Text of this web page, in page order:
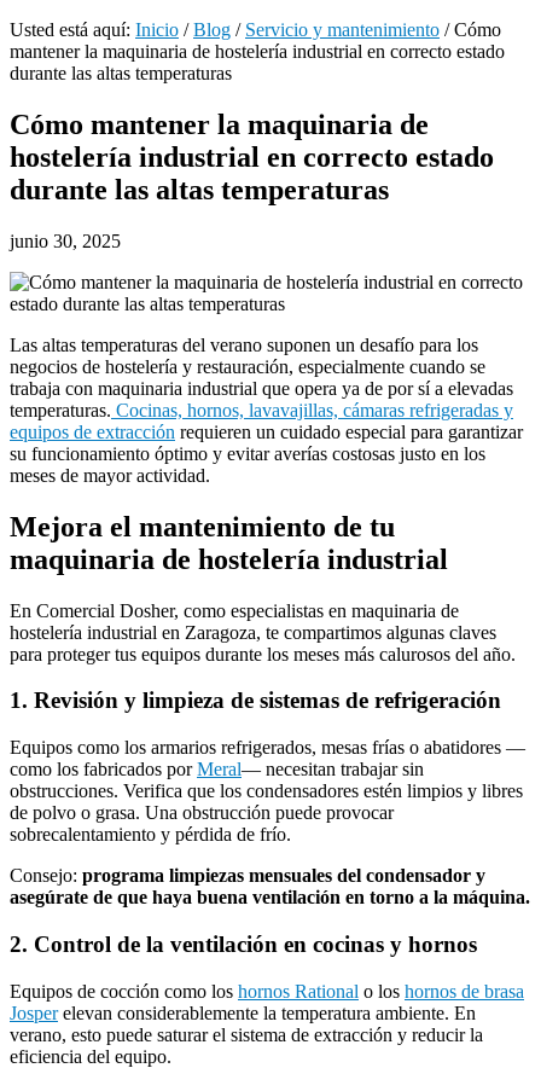
Usted está aquí: Inicio / Blog / Servicio y mantenimiento /Cómo
mantener la maquinaria de hostelería industrial en correcto estado
durante las altas temperaturas
Cómo mantener la maquinaria de
hostelería industrial en correcto estado
durante las altas temperaturas
junio 30, 2025
Las altas temperaturas del verano suponen un desafío para los
negocios de hostelería y restauración, especialmente cuando se
trabaja con maquinaria industrial que opera ya de por sí a elevadas
temperaturas. Cocinas, hornos, lavavajillas, cámaras refrigeradas y
equipos de extracción requieren un cuidado especial para garantizar
su funcionamiento óptimo y evitar averías costosas justo en los
meses de mayor actividad.
Mejora el mantenimiento de tu
maquinaria de hostelería industrial
En Comercial Dosher, como especialistas en maquinaria de
hostelería industrial en Zaragoza, te compartimos algunas claves
para proteger tus equipos durante los meses más calurosos del año.
1. Revisión y limpieza de sistemas de refrigeración
Equipos como los armarios refrigerados, mesas frías o abatidores —
como los fabricados porMeral— necesitan trabajar sin
obstrucciones. Verifica que los condensadores estén limpios y libres
de polvo o grasa. Una obstrucción puede provocar
sobrecalentamiento y pérdida de frío.
Consejo: programa limpiezas mensuales del condensador y
asegúrate de que haya buena ventilación en torno a la máquina.
2. Control de la ventilación en cocinas y hornos
Equipos de cocción como los hornos Rational o los hornos de brasa
Josperelevan considerablemente la temperatura ambiente. En
verano, esto puede saturar el sistema de extracción y reducir la
eficiencia del equipo.